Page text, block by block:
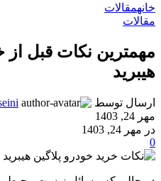
خانهمقالات
مقالات
مهمترین نکات قبل از
هیبرید
ارسال توسط
مهر 24, 1403
در مهر 24, 1403
0